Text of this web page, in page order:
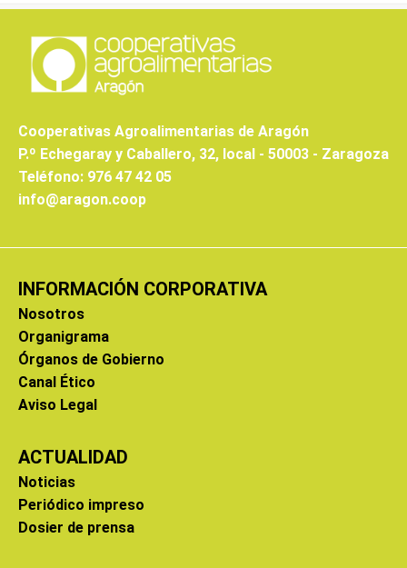
Cooperativas Agroalimentarias de Aragón
P.º Echegaray y Caballero, 32, local - 50003 - Zaragoza
Teléfono: 976 47 42 05
info@aragon.coop
INFORMACIÓN CORPORATIVA
Nosotros
Organigrama
Órganos de Gobierno
Canal Ético
Aviso Legal
ACTUALIDAD
Noticias
Periódico impreso
Dosier de prensa